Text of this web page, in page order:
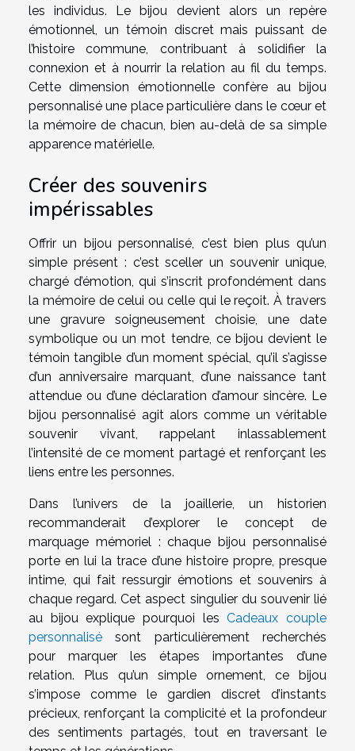
les individus. Le bijou devient alors un repère
émotionnel, un témoin discret mais puissant de
l’histoire commune, contribuant à solidifier la
connexion et à nourrir la relation au fil du temps.
Cette dimension émotionnelle confère au bijou
personnalisé une place particulière dans le cœur et
la mémoire de chacun, bien au-delà de sa simple
apparence matérielle.
Créer des souvenirs
impérissables
Offrir un bijou personnalisé, c’est bien plus qu’un
simple présent : c’est sceller un souvenir unique,
chargé d’émotion, qui s’inscrit profondément dans
la mémoire de celui ou celle qui le reçoit. À travers
une gravure soigneusement choisie, une date
symbolique ou un mot tendre, ce bijou devient le
témoin tangible d’un moment spécial, qu’il s’agisse
d’un anniversaire marquant, d’une naissance tant
attendue ou d’une déclaration d’amour sincère. Le
bijou personnalisé agit alors comme un véritable
souvenir vivant, rappelant inlassablement
l’intensité de ce moment partagé et renforçant les
liens entre les personnes.
Dans l’univers de la joaillerie, un historien
recommanderait d’explorer le concept de
marquage mémoriel : chaque bijou personnalisé
porte en lui la trace d’une histoire propre, presque
intime, qui fait ressurgir émotions et souvenirs à
chaque regard. Cet aspect singulier du souvenir lié
au bijou explique pourquoi lesCadeaux couple
personnalisé sont particulièrement recherchés
pour marquer les étapes importantes d’une
relation. Plus qu’un simple ornement, ce bijou
s’impose comme le gardien discret d’instants
précieux, renforçant la complicité et la profondeur
des sentiments partagés, tout en traversant le